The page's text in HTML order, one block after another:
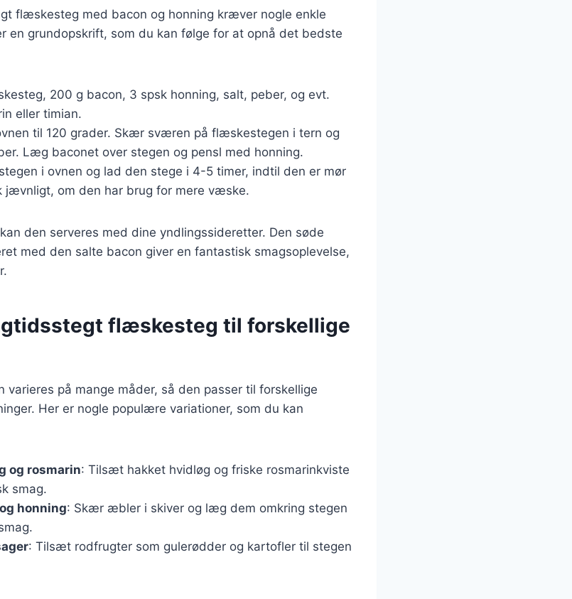
flæskesteg med bacon og honning kræver nogle enkle
en grundopskrift, som du kan følge for at opnå det bedste
200 g bacon, 3 spsk honning, salt, peber, og evt.
eller timian.
til 120 grader. Skær sværen på flæskestegen i tern og
Læg baconet over stegen og pensl med honning.
i ovnen og lad den stege i 4-5 timer, indtil den er mør
jævnligt, om den har brug for mere væske.
den serveres med dine yndlingssideretter. Den søde
med den salte bacon giver en fantastisk smagsoplevelse,
flæskesteg til forskellige
på mange måder, så den passer til forskellige
Her er nogle populære variationer, som du kan
og rosmarin: Tilsæt hakket hvidløg og friske rosmarinkviste
smag.
honning: Skær æbler i skiver og læg dem omkring stegen
: Tilsæt rodfrugter som gulerødder og kartofler til stegen